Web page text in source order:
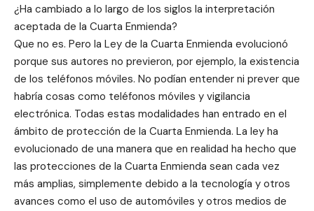
¿Ha cambiado a lo largo de los siglos la interpretación
aceptada de la Cuarta Enmienda?
Que no es. Pero la Ley de la Cuarta Enmienda evolucionó
porque sus autores no previeron, por ejemplo, la existencia
de los teléfonos móviles. No podían entender ni prever que
habría cosas como teléfonos móviles y vigilancia
electrónica. Todas estas modalidades han entrado en el
ámbito de protección de la Cuarta Enmienda. La ley ha
evolucionado de una manera que en realidad ha hecho que
las protecciones de la Cuarta Enmienda sean cada vez
más amplias, simplemente debido a la tecnología y otros
avances como el uso de automóviles y otros medios de